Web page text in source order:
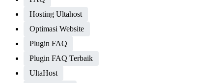
Hosting Ultahost
Optimasi Website
Plugin FAQ
Plugin FAQ Terbaik
UltaHost